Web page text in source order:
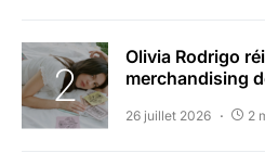
Olivia Rodrigo
merchandising
26 juillet 2026 2